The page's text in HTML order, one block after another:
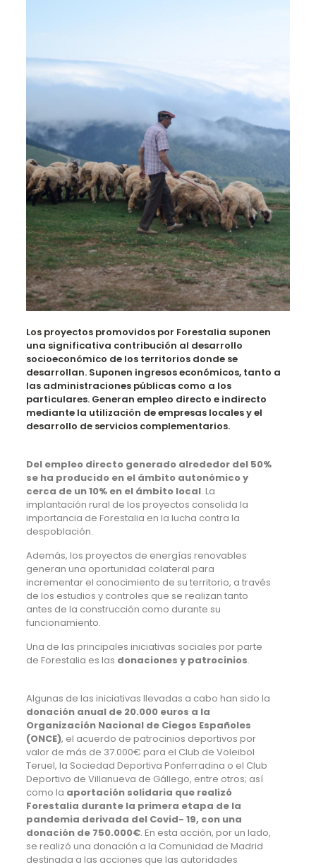
Los proyectos promovidos por Forestalia suponen
una significativa contribución al desarrollo
socioeconómico de los territorios donde se
desarrollan. Suponen ingresos económicos, tanto a
las administraciones públicas como a los
particulares. Generan empleo directo e indirecto
mediante la utilización de empresas locales y el
desarrollo de servicios complementarios.
Del empleo directo generado alrededor del 50%
se ha producido en el ámbito autonómico y
cerca de un 10% en el ámbito local. La
implantación rural de los proyectos consolida la
importancia de Forestalia en la lucha contra la
despoblación.
Además, los proyectos de energías renovables
generan una oportunidad colateral para
incrementar el conocimiento de su territorio, a través
de los estudios y controles que se realizan tanto
antes de la construcción como durante su
funcionamiento.
Una de las principales iniciativas sociales por parte
de Forestalia es las donaciones y patrocinios.
Algunas de las iniciativas llevadas a cabo han sido la
donación anual de 20.000 euros a la
Organización Nacional de Ciegos Españoles
(ONCE), el acuerdo de patrocinios deportivos por
valor de más de 37.000€ para el Club de Voleibol
Teruel, la Sociedad Deportiva Ponferradina o el Club
Deportivo de Villanueva de Gállego, entre otros; así
como la aportación solidaria que realizó
Forestalia durante la primera etapa de la
pandemia derivada del Covid- 19, con una
donación de 750.000€. En esta acción, por un lado,
se realizó una donación a la Comunidad de Madrid
destinada a las acciones que las autoridades